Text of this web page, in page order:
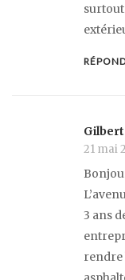
21 mai
3 ans
rendre